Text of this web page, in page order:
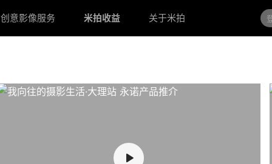
创意影像服务 米拍收益 关于米拍